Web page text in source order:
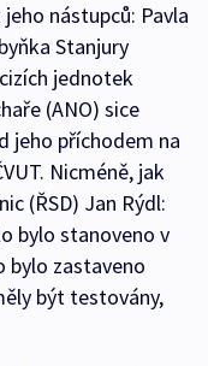
nástupců: Pavla
Stanjury
jednotek
(ANO) sice
jeho příchodem na
Nicméně, jak
(ŘSD) Jan Rýdl:
bylo stanoveno v
bylo zastaveno
být testovány,